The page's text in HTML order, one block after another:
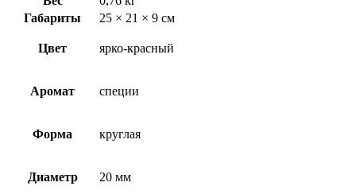
Габариты
25 × 21 × 9 см
Цвет ярко-красный
Аромат специи
Форма круглая
Диаметр 20 мм